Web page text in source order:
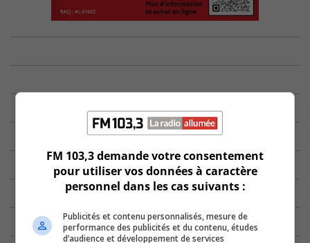
FM 103,3 demande votre consentement
pour utiliser vos données à caractère
personnel dans les cas suivants :
Publicités et contenu personnalisés, mesure de
performance des publicités et du contenu, études
d’audience et développement de services